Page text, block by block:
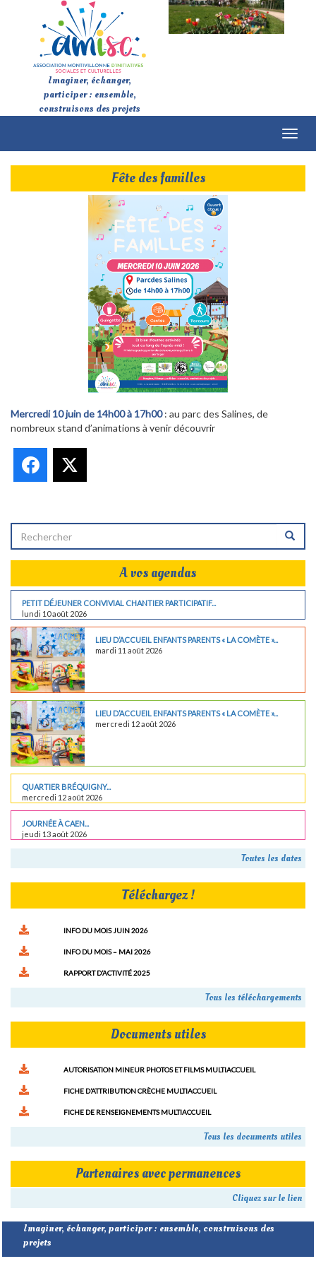
Imaginer, échanger,
participer : ensemble,
construisons des projets
Fête des familles
Mercredi 10 juin de 14h00 à 17h00: au parc des Salines, de
nombreux stand d’animations à venir découvrir
Facebook
A vos agendas
PETIT DÉJEUNER CONVIVIAL CHANTIER PARTICIPATIF...
lundi 10 août 2026
LIEU D’ACCUEIL ENFANTS PARENTS « LA COMÈTE »...
mardi 11 août 2026
LIEU D’ACCUEIL ENFANTS PARENTS « LA COMÈTE »...
mercredi 12 août 2026
QUARTIER BRÉQUIGNY...
mercredi 12 août 2026
JOURNÉE À CAEN...
jeudi 13 août 2026
Toutes les dates
Téléchargez !
INFO DU MOIS JUIN 2026
INFO DU MOIS – MAI 2026
RAPPORT D’ACTIVITÉ 2025
Tous les téléchargements
Documents utiles
AUTORISATION MINEUR PHOTOS ET FILMS MULTIACCUEIL
FICHE D’ATTRIBUTION CRÈCHE MULTIACCUEIL
FICHE DE RENSEIGNEMENTS MULTIACCUEIL
Tous les documents utiles
Partenaires avec permanences
Cliquez sur le lien
Imaginer, échanger, participer : ensemble, construisons des
projets